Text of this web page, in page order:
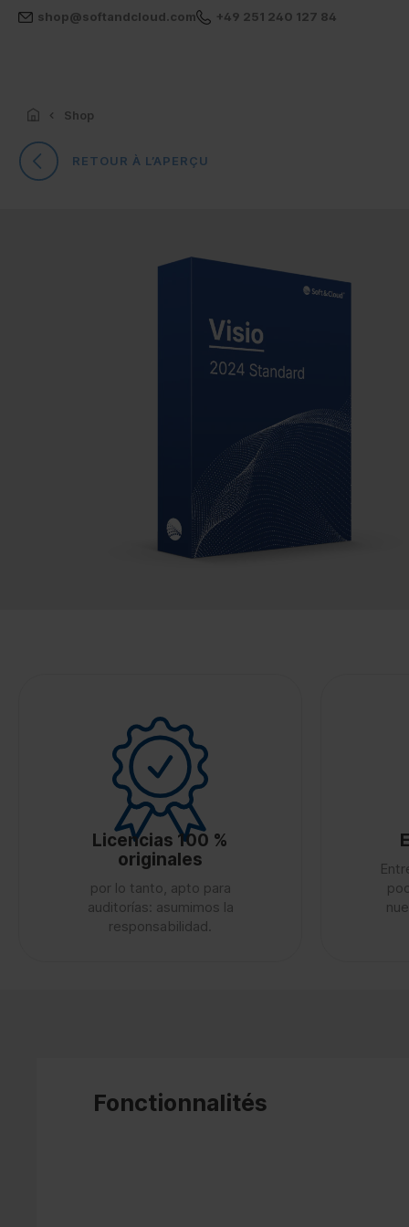
shop@softandcloud.com +49 251 240 127 84
Shop
RETOUR À L’APERÇU
Licencias 100 %
originales
por lo tanto, apto para
auditorías: asumimos la
responsabilidad.
Fonctionnalités